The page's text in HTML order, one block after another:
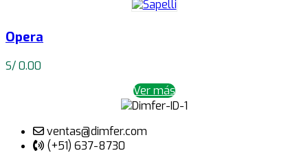
Opera
S/0.00
Ver más
ventas@dimfer.com
(+51) 637-8730